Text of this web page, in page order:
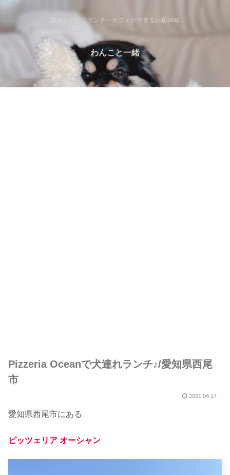
愛犬と一緒にランチ・カフェができるお店blog
わんこと一緒
Pizzeria Oceanで犬連れランチ♪/愛知県西尾
市
2021.04.17
愛知県西尾市にある
ピッツェリア オーシャン